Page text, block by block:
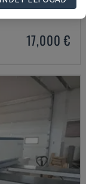
17,000 €